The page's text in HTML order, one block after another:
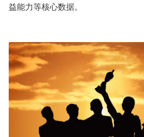
益能力等核心数据。